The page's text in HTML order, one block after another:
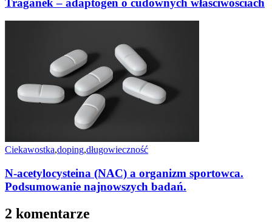
Ciekawostka,doping,długowieczność
N-acetylocysteina (NAC) a organizm sportowca.
Podsumowanie najnowszych badań.
2 komentarze